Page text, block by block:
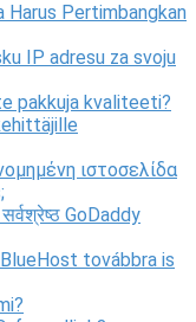
Harus Pertimbangkan
IP adresu za svoju
pakkuja kvaliteeti?
ιστοσελίδα
GoDaddy
továbbra is